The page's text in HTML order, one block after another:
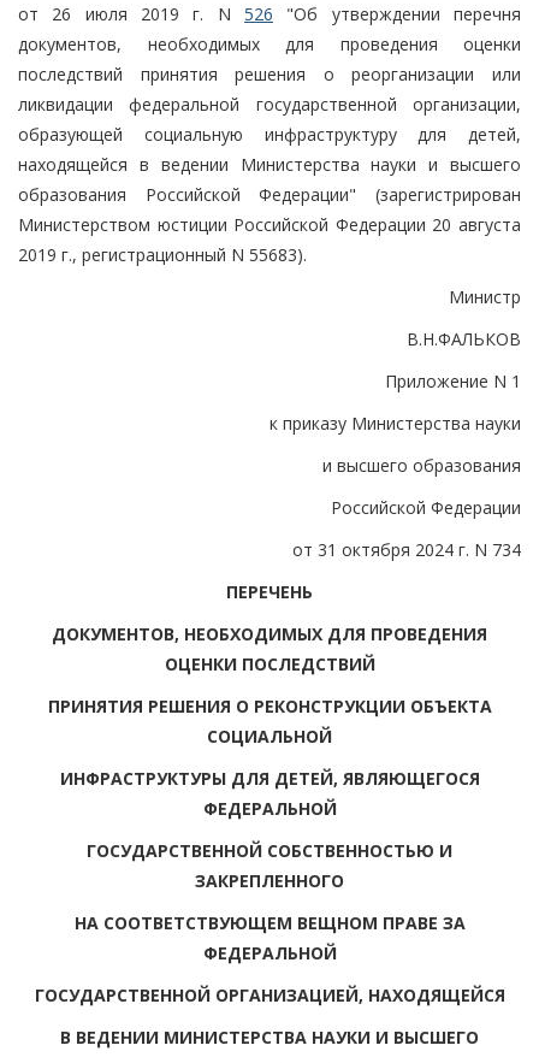
от 26 июля 2019 г. N 526 "Об утверждении перечня
документов, необходимых для проведения оценки
последствий принятия решения о реорганизации или
ликвидации федеральной государственной организации,
образующей социальную инфраструктуру для детей,
находящейся в ведении Министерства науки и высшего
образования Российской Федерации" (зарегистрирован
Министерством юстиции Российской Федерации 20 августа
2019 г., регистрационный N 55683).
Министр
В.Н.ФАЛЬКОВ
Приложение N 1
к приказу Министерства науки
и высшего образования
Российской Федерации
от 31 октября 2024 г. N 734
ПЕРЕЧЕНЬ
ДОКУМЕНТОВ, НЕОБХОДИМЫХ ДЛЯ ПРОВЕДЕНИЯ
ОЦЕНКИ ПОСЛЕДСТВИЙ
ПРИНЯТИЯ РЕШЕНИЯ О РЕКОНСТРУКЦИИ ОБЪЕКТА
СОЦИАЛЬНОЙ
ИНФРАСТРУКТУРЫ ДЛЯ ДЕТЕЙ, ЯВЛЯЮЩЕГОСЯ
ФЕДЕРАЛЬНОЙ
ГОСУДАРСТВЕННОЙ СОБСТВЕННОСТЬЮ И
ЗАКРЕПЛЕННОГО
НА СООТВЕТСТВУЮЩЕМ ВЕЩНОМ ПРАВЕ ЗА
ФЕДЕРАЛЬНОЙ
ГОСУДАРСТВЕННОЙ ОРГАНИЗАЦИЕЙ, НАХОДЯЩЕЙСЯ
В ВЕДЕНИИ МИНИСТЕРСТВА НАУКИ И ВЫСШЕГО